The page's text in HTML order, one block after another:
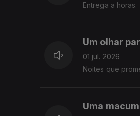
Entrega a horas.
Um olhar
01 jul. 2026
Noites que
Uma